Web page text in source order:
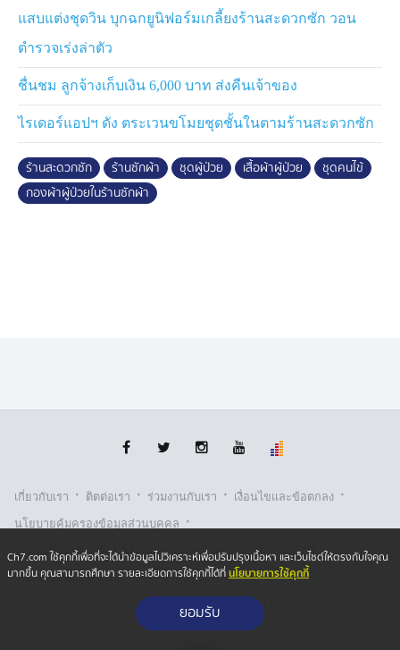
พยาบาลปรากฏอยู่บนชุด ยอมรับว่า กังวลใจมาก เพราะอาจ
จะมีเชื้อโรคปะปนมาด้วย หลังจากนี้ อาจจะต้องล้างถังทุก
ครั้งก่อนซัก หรือต้องซื้อเครื่องอบผ้ามาใช้เอง และเดาว่า
อาจเป็นชุดผู้ป่วยจาก "Home Heath Care" เพราะละแวกนี้
มีสถานที่แบบนี้ตั้งอยู่
ทีมข่าวได้สอบถามข้อมูล จากทางกระทรวงสาธารณสุข
และโรงพยาบาลที่มีชื่อปรากฏบนชุด กล่าวว่า โรงพยาบาล
ห้ามนำผ้าผู้ป่วย หรือของแพทย์จากภายในโรงพยาบาล ออก
มาซักตามร้านข้างนอกอย่างเด็ดขาด ส่วนผ้าที่ปรากฎตาม
แสบแต่งชุดวิน บุกฉกยูนิฟอร์มเกลี้ยงร้านสะดวกซัก วอน
ตำรวจเร่งล่าตัว
ชื่นชม ลูกจ้างเก็บเงิน 6,000 บาท ส่งคืนเจ้าของ
ไรเดอร์แอปฯ ดัง ตระเวนขโมยชุดชั้นในตามร้านสะดวกซัก
ร้านสะดวกซัก ร้านซักผ้า ชุดผู้ป่วย เสื้อผ้าผู้ป่วย
ชุดคนไข้
กองผ้าผู้ป่วยในร้านซักผ้า
เกี่ยวกับเรา · ติตต่อเรา · ร่วมงานกับเรา · เงื่อนไขและข้อตกลง ·
นโยบายคุ้มครองข้อมูลส่วนบุคคล ·
นโยบายคุ้มครองข้อมูลส่วนบุคคล (ออนไลน์) · นโยบายคุกกี้ ·
รับเรื่องร้องเรียน
Copyright © 2026 Bangkok Broadcasting & T.V. Co.,Ltd.
Ch7.com ใช้คุกกี้เพื่อที่จะได้นำข้อมูลไปวิเคราะห์เพื่อปรับปรุงเนื้อหา และเว็บไซต์ให้ตรงกับใจคุณ
มากขึ้น คุณสามารถศึกษา รายละเอียดการใช้คุกกี้ได้ที่นโยบายการใช้คุกกี้
ยอมรับ